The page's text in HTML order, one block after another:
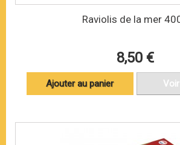
Raviolis de la mer
8,50 €
Ajouter au panier